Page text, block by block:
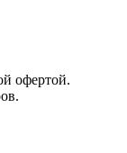
офертой.